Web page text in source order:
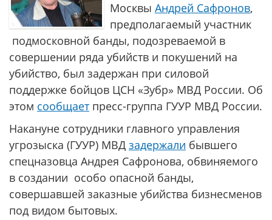
Москвы Андрей Сафронов,
предполагаемый участник
подмосковной банды, подозреваемой в
совершении ряда убийств и покушений на
убийство, был задержан при силовой
поддержке бойцов ЦСН «Зубр» МВД России. Об
этом сообщает пресс-группа ГУУР МВД России.
Накануне сотрудники главного управления
угрозыска (ГУУР) МВД задержали бывшего
спецназовца Андрея Сафронова, обвиняемого
в создании особо опасной банды,
совершавшей заказные убийства бизнесменов
под видом бытовых.